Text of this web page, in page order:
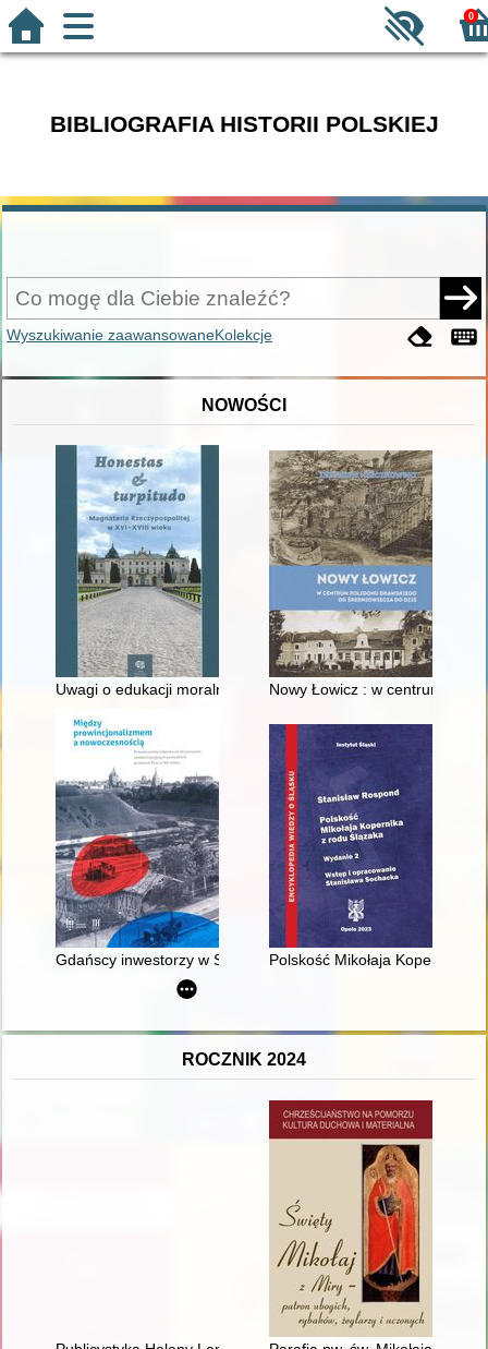
0
BIBLIOGRAFIA HISTORII POLSKIEJ
Wyszukiwanie zaawansowaneKolekcje
NOWOŚCI
Uwagi o edukacji moralnej synów szlacheckich w XVI-
Nowy Łowicz : w centrum
Gdańscy inwestorzy w Sopocie : prestiż finansowy i
Polskość Mikołaja Kopernika z
ROCZNIK 2024